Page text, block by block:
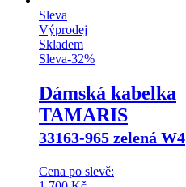
Sleva
Výprodej
Skladem
Sleva-32%
Dámská kabelka
TAMARIS
33163-965 zelená W4
Cena po slevě: